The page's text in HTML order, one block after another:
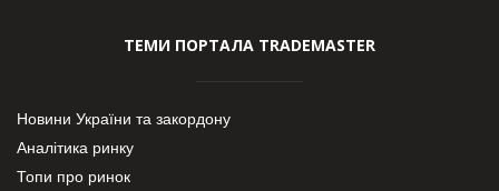
ТЕМИ ПОРТАЛА TRADEMASTER
Новини України та закордону
Аналітика ринку
Топи про ринок